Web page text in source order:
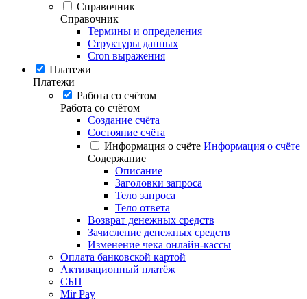
Справочник
Справочник
Термины и определения
Структуры данных
Cron выражения
Платежи
Платежи
Работа со счётом
Работа со счётом
Создание счёта
Состояние счёта
Информация о счёте Информация о счёте
Содержание
Описание
Заголовки запроса
Тело запроса
Тело ответа
Возврат денежных средств
Зачисление денежных средств
Изменение чека онлайн-кассы
Оплата банковской картой
Активационный платёж
СБП
Mir Pay